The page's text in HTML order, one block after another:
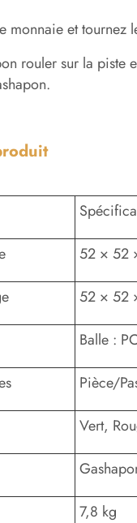
monnaie et tournez
rouler sur la piste
52 × 52
52 × 52
Balle :
Pièce/
Vert,
7,8 kg